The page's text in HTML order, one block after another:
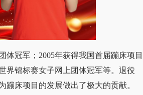
冠军；2005年获得我国首届蹦床项目
界锦标赛女子网上团体冠军等。退役
蹦床项目的发展做出了极大的贡献。